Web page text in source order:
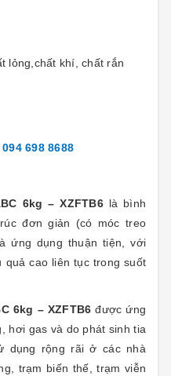
lỏng,chất khí, chất rắn
094 698 8688
6kg – XZFTB6là bình
đơn giản (có móc treo
ứng dụng thuận tiện, với
quả cao liên tục trong suốt
6kg – XZFTB6 được ứng
hơi gas và do phát sinh tia
dụng rộng rãi ở các nhà
trạm biến thế, trạm viễn